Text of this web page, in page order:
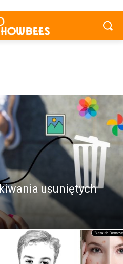
usuniętych